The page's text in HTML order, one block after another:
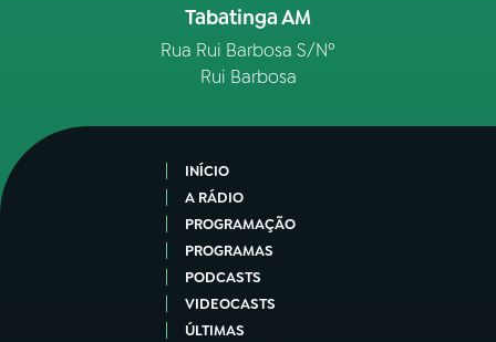
Tabatinga AM
Rua Rui Barbosa S/Nº
Rui Barbosa
INÍCIO
A RÁDIO
PROGRAMAÇÃO
PROGRAMAS
PODCASTS
VIDEOCASTS
ÚLTIMAS